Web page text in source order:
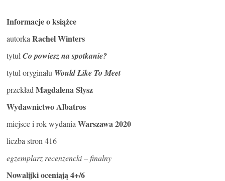
Informacje o książce
autorkaRachel Winters
tytułCo powiesz na spotkanie?
tytuł oryginału Would Like To Meet
przekładMagdalena Słysz
Wydawnictwo Albatros
miejsce i rok wydaniaWarszawa 2020
liczba stron 416
egzemplarz recenzencki – finalny
Nowalijki oceniają 4+/6